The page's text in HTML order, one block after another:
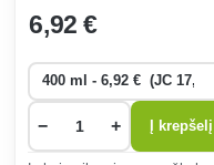
6,92 €
− + Į krepšelį